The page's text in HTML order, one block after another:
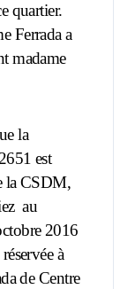
quartier.
Ferrada a
madame
la
est
la CSDM,
au
2016
à
de Centre